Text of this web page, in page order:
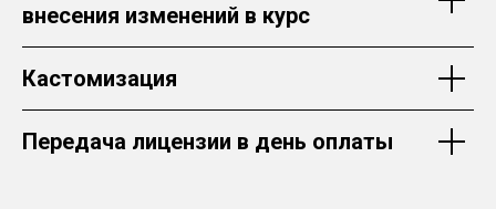
внесения изменений в курс
Кастомизация
Передача лицензии в день оплаты